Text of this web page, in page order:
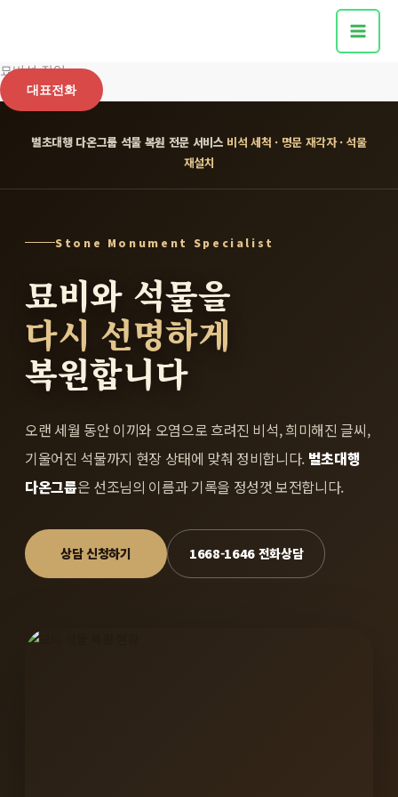
로
건
묘비석 작업
대표전화
벌초대행 다온그룹 석물 복원 전문 서비스 비석 세척 · 명문 재각자 · 석물
재설치
Stone Monument Specialist
묘비와 석물을
다시 선명하게
복원합니다
오랜 세월 동안 이끼와 오염으로 흐려진 비석, 희미해진 글씨,
기울어진 석물까지 현장 상태에 맞춰 정비합니다. 벌초대행
다온그룹은 선조님의 이름과 기록을 정성껏 보전합니다.
상담 신청하기 1668-1646 전화상담